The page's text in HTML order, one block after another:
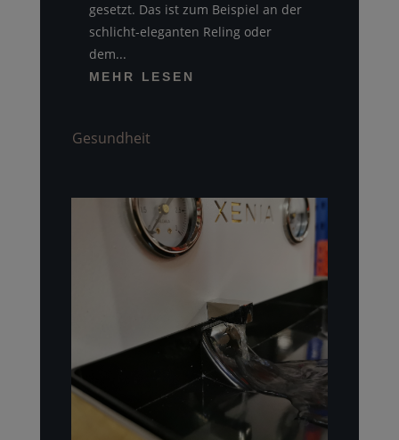
gesetzt. Das ist zum Beispiel an der
schlicht-eleganten Reling oder
dem...
MEHR LESEN
Gesundheit